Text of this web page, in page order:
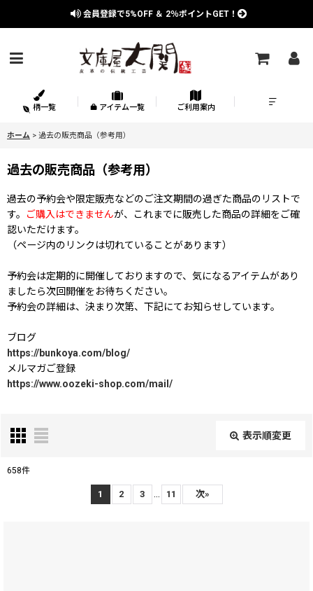
会員登録で5%OFF ＆ 2％ポイントGET！
柄一覧 アイテム一覧 ご利用案内
ホーム > 過去の販売商品（参考用）
過去の販売商品（参考用）
過去の予約会や限定販売などのご注文期間の過ぎた商品のリストで
す。
ご購入はできませんが、これまでに販売した商品の詳細をご確
認いただけます。
（ページ内のリンクは切れていることがあります）
予約会は定期的に開催しておりますので、気になるアイテムがあり
ましたら次回開催をお待ちください。
予約会の詳細は、決まり次第、下記にてお知らせしています。
ブログ
https://bunkoya.com/blog/
メルマガご登録
https://www.oozeki-shop.com/mail/
表示順変更
658件
1 2 3 11 次»